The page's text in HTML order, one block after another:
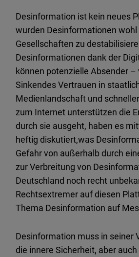
Desinformation ist kein neues
wurden Desinformationen
Gesellschaften zu
Desinformationen dank der
können potenzielle Absender
Sinkendes Vertrauen in
Medienlandschaft und
zum Internet unterstützen die
durch sie ausgeht, haben es
heftig diskutiert,was
Gefahr von außerhalb durch
zur Verbreitung von
Deutschland noch recht
Rechtsextremer auf diesen
Thema Desinformation auf
Desinformation muss in seiner
die innere Sicherheit, aber